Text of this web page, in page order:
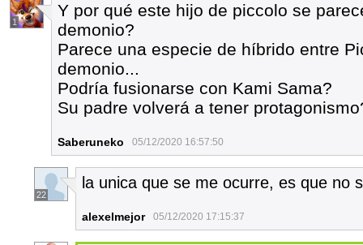
1
Y por qué este hijo de piccolo se
demonio?
Parece una especie de híbrido entre
demonio...
Podría fusionarse con Kami Sama?
Su padre volverá a tener
Saberuneko 05/12/2020 16:57:50
22
la unica que se me ocurre, es que no
alexelmejor 05/12/2020 17:15:37